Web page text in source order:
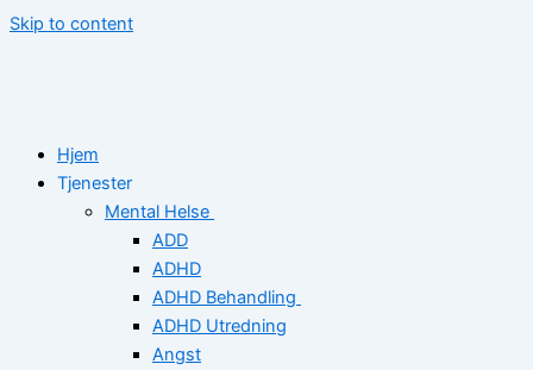
Skip to content
Hjem
Tjenester
Mental Helse
ADD
ADHD
ADHD Behandling
ADHD Utredning
Angst